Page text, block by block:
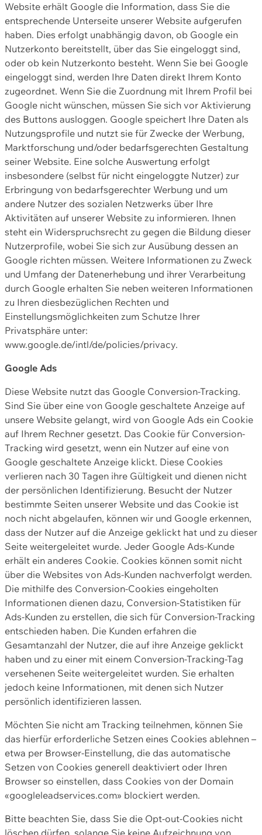
Website erhält Google die Information, dass Sie die
entsprechende Unterseite unserer Website aufgerufen
haben. Dies erfolgt unabhängig davon, ob Google ein
Nutzerkonto bereitstellt, über das Sie eingeloggt sind,
oder ob kein Nutzerkonto besteht. Wenn Sie bei Google
eingeloggt sind, werden Ihre Daten direkt Ihrem Konto
zugeordnet. Wenn Sie die Zuordnung mit Ihrem Profil bei
Google nicht wünschen, müssen Sie sich vor Aktivierung
des Buttons ausloggen. Google speichert Ihre Daten als
Nutzungsprofile und nutzt sie für Zwecke der Werbung,
Marktforschung und/oder bedarfsgerechten Gestaltung
seiner Website. Eine solche Auswertung erfolgt
insbesondere (selbst für nicht eingeloggte Nutzer) zur
Erbringung von bedarfsgerechter Werbung und um
andere Nutzer des sozialen Netzwerks über Ihre
Aktivitäten auf unserer Website zu informieren. Ihnen
steht ein Widerspruchsrecht zu gegen die Bildung dieser
Nutzerprofile, wobei Sie sich zur Ausübung dessen an
Google richten müssen. Weitere Informationen zu Zweck
und Umfang der Datenerhebung und ihrer Verarbeitung
durch Google erhalten Sie neben weiteren Informationen
zu Ihren diesbezüglichen Rechten und
Einstellungsmöglichkeiten zum Schutze Ihrer
Privatsphäre unter:
www.google.de/intl/de/policies/privacy.
Google Ads
Diese Website nutzt das Google Conversion-Tracking.
Sind Sie über eine von Google geschaltete Anzeige auf
unsere Website gelangt, wird von Google Ads ein Cookie
auf Ihrem Rechner gesetzt. Das Cookie für Conversion-
Tracking wird gesetzt, wenn ein Nutzer auf eine von
Google geschaltete Anzeige klickt. Diese Cookies
verlieren nach 30 Tagen ihre Gültigkeit und dienen nicht
der persönlichen Identifizierung. Besucht der Nutzer
bestimmte Seiten unserer Website und das Cookie ist
noch nicht abgelaufen, können wir und Google erkennen,
dass der Nutzer auf die Anzeige geklickt hat und zu dieser
Seite weitergeleitet wurde. Jeder Google Ads-Kunde
erhält ein anderes Cookie. Cookies können somit nicht
über die Websites von Ads-Kunden nachverfolgt werden.
Die mithilfe des Conversion-Cookies eingeholten
Informationen dienen dazu, Conversion-Statistiken für
Ads-Kunden zu erstellen, die sich für Conversion-Tracking
entschieden haben. Die Kunden erfahren die
Gesamtanzahl der Nutzer, die auf ihre Anzeige geklickt
haben und zu einer mit einem Conversion-Tracking-Tag
versehenen Seite weitergeleitet wurden. Sie erhalten
jedoch keine Informationen, mit denen sich Nutzer
persönlich identifizieren lassen.
Möchten Sie nicht am Tracking teilnehmen, können Sie
das hierfür erforderliche Setzen eines Cookies ablehnen –
etwa per Browser-Einstellung, die das automatische
Setzen von Cookies generell deaktiviert oder Ihren
Browser so einstellen, dass Cookies von der Domain
«googleleadservices.com» blockiert werden.
Bitte beachten Sie, dass Sie die Opt-out-Cookies nicht